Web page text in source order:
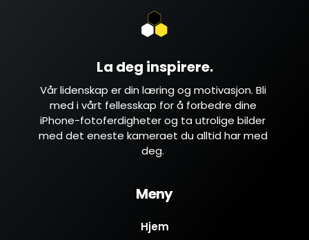
La deg inspirere.
Vår lidenskap er din læring og motivasjon. Bli
med i vårt fellesskap for å forbedre dine
iPhone-fotoferdigheterog ta utrolige bilder
med det eneste kameraet du alltid har med
deg.
Meny
Hjem